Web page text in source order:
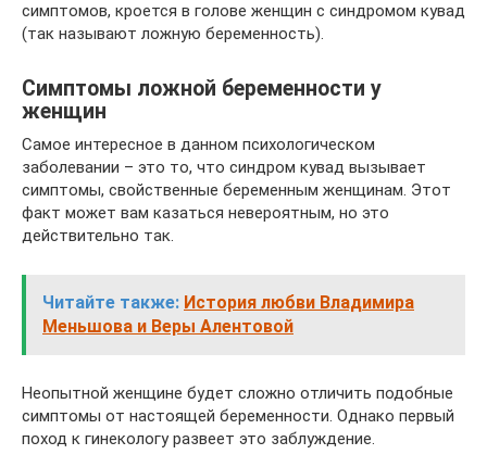
симптомов, кроется в голове женщин с синдромом кувад
(так называют ложную беременность).
Симптомы ложной беременности у
женщин
Самое интересное в данном психологическом
заболевании – это то, что синдром кувад вызывает
симптомы, свойственные беременным женщинам. Этот
факт может вам казаться невероятным, но это
действительно так.
Читайте также: История любви Владимира
Меньшова и Веры Алентовой
Неопытной женщине будет сложно отличить подобные
симптомы от настоящей беременности. Однако первый
поход к гинекологу развеет это заблуждение.